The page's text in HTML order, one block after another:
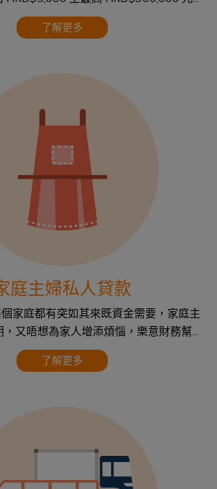
了解更多
庭主婦私人貸款
家庭都有突如其來既資金需要，家庭主
又唔想為家人增添煩惱，樂意財務幫...
了解更多